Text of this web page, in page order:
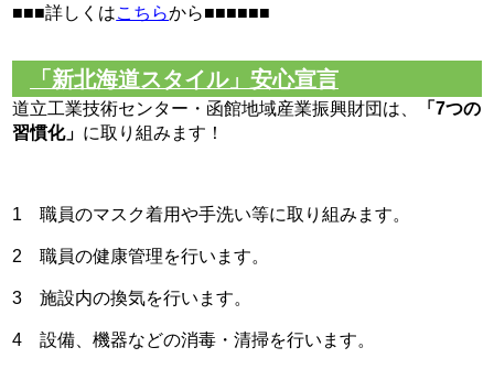
■■■詳しくはこちらから■■■■■■
「新北海道スタイル」安心宣言
道立工業技術センター・函館地域産業振興財団は、
「7つの
習慣化」 に取り組みます！
1 職員のマスク着用や手洗い等に取り組みます。
2 職員の健康管理を行います。
3 施設内の換気を行います。
4 設備、機器などの消毒・清掃を行います。